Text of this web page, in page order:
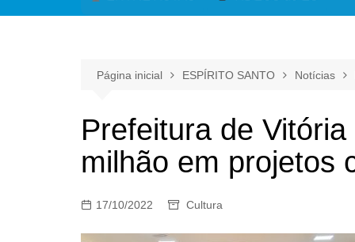
Página inicial ESPÍRITO SANTO Notícias
Prefeitura de
milhão em projetos
17/10/2022 Cultura